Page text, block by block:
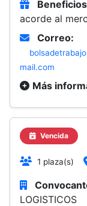
acorde al
Correo:
mail.com
Más
Vencida
1 plaza(s)
LOGISTICOS